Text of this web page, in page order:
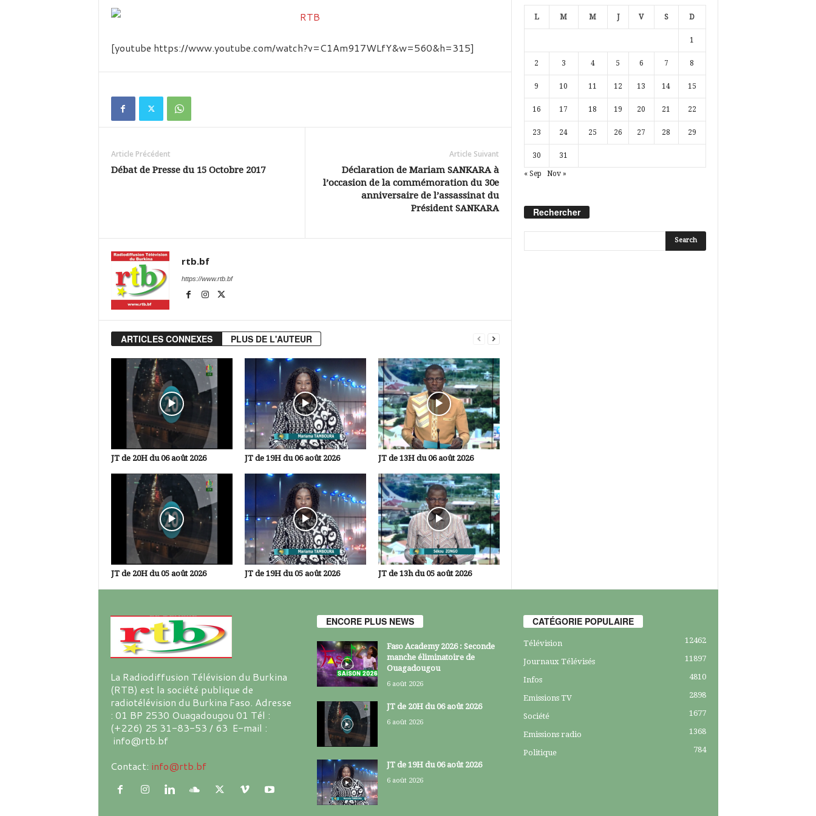
u
[youtube https://www.youtube.com/watch?v=C1Am917WLfY&w=560&h=315]
Article Précédent
Débat de Presse du 15 Octobre 2017
Article Suivant
Déclaration de Mariam SANKARA à
l’occasion de la commémoration du 30e
anniversaire de l’assassinat du
Président SANKARA
rtb.bf
https://www.rtb.bf
ARTICLES CONNEXES PLUS DE L'AUTEUR
JT de 20H du 06 août 2026 JT de 19H du 06 août 2026 JT de 13H du 06 août 2026
JT de 20H du 05 août 2026 JT de 19H du 05 août 2026 JT de 13h du 05 août 2026
L M M J V S D
1
2 3 4 5 6 7 8
9 10 11 12 13 14 15
16 17 18 19 20 21 22
23 24 25 26 27 28 29
30 31
« Sep Nov »
Rechercher
La Radiodiffusion Télévision du Burkina
(RTB) est la société publique de
radiotélévision du Burkina Faso. Adresse
: 01 BP 2530 Ouagadougou 01 Tél :
(+226) 25 31-83-53 / 63 E-mail :
info@rtb.bf
Contact: info@rtb.bf
ENCORE PLUS NEWS
Faso Academy 2026 : Seconde
manche éliminatoire de
Ouagadougou
6 août 2026
JT de 20H du 06 août 2026
6 août 2026
JT de 19H du 06 août 2026
6 août 2026
CATÉGORIE POPULAIRE
Télévision 12462
Journaux Télévisés 11897
Infos 4810
Emissions TV 2898
Société 1677
Emissions radio 1368
Politique 784